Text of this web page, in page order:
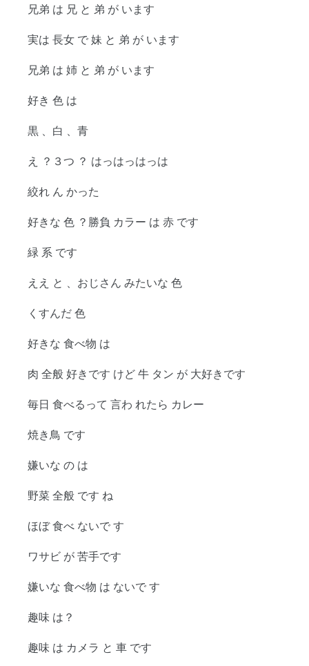
兄弟 は 兄 と 弟 が います
実は 長女 で 妹 と 弟 が います
兄弟 は 姉 と 弟 が います
好き 色 は
黒 、白 、青
え ？３つ ？ はっはっはっは
絞れ ん かった
好きな 色 ？勝負 カラー は 赤 です
緑 系 です
ええ と 、おじさん みたいな 色
くすんだ 色
好きな 食べ物 は
肉 全般 好きです けど 牛 タン が 大好きです
毎日 食べるって 言わ れたら カレー
焼き鳥 です
嫌いな の は
野菜 全般 です ね
ほぼ 食べ ないで す
ワサビ が 苦手です
嫌いな 食べ物 は ないで す
趣味 は？
趣味 は カメラ と 車 です